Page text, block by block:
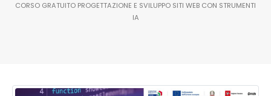
CORSO GRATUITO PROGETTAZIONE E SVILUPPO SITI WEB CON STRUMENTI
IA